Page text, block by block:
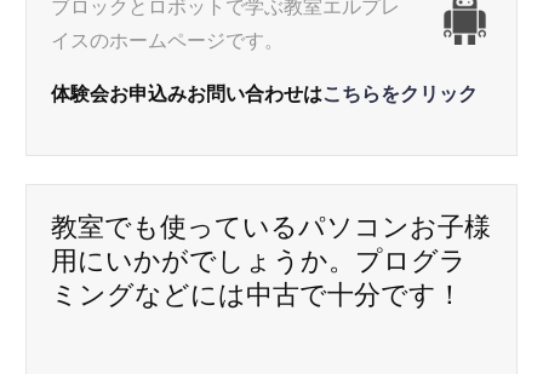
ビ
ゲ
ー
シ
ョ
ブロックとロボットで学ぶ教室エルプレ
イスのホームページです。
体験会お申込みお問い合わせはこちらをクリック
教室でも使っているパソコンお子様
用にいかがでしょうか。プログラ
ミングなどには中古で十分です！